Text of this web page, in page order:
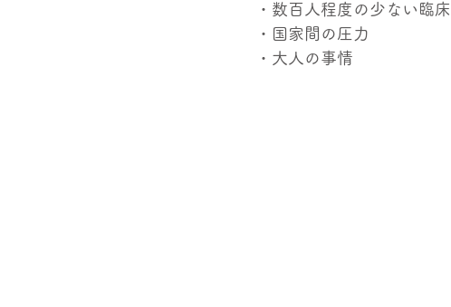
・数百人程度の少ない臨
・国家間の圧力
・大人の事情